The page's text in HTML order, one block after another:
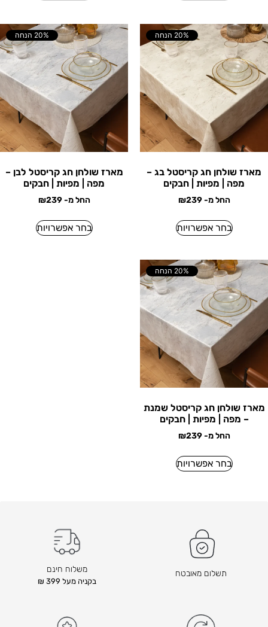
20% הנחה
מארז שולחן חג קריסטל בג –
מפה | מפיות | חבקים
החל מ- ₪239
בחר אפשרויות
20% הנחה
מארז שולחן חג קריסטל לבן –
מפה | מפיות | חבקים
החל מ- ₪239
בחר אפשרויות
20% הנחה
מארז שולחן חג קריסטל שמנת
– מפה | מפיות | חבקים
החל מ- ₪239
בחר אפשרויות
תשלום מאובטח משלוח חינם
בקניה מעל 399 ₪